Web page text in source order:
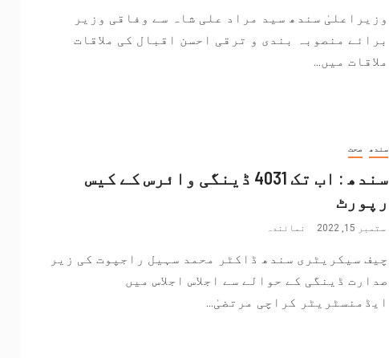
وزیراعلیٰ سندھ سید مراد علی شاہ سے وفاقی وزیر
برائے منصوبہ بندی و ترقی احسن اقبال کی ملاقات
ملاقات میں...
سندھ صحت
سندھ : اب تک 4031 ڈینگی وائرس کے کیس
رپورٹ
ستمبر 15, 2022 نمائندہ
چیف سیکریٹری سندھ ڈاکٹر محمد سہیل راجپوت کی زیر
صدارت ڈینگی کے حوالے سے اجلاس اجلاس میں
ایڈمنسٹریٹر کراچی مرتضیٰ...